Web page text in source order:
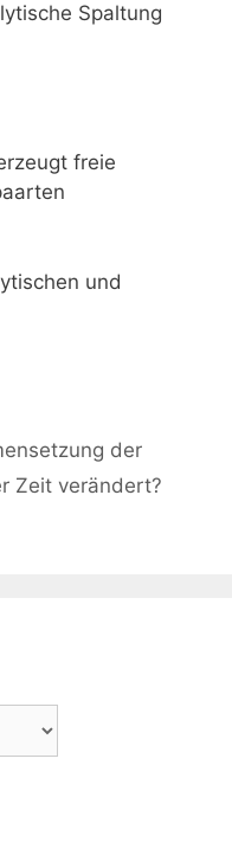
Spaltung
freie
und
der
Zeit verändert?